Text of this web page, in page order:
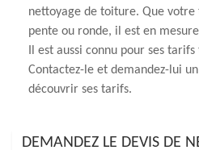
nettoyage de toiture. Que
pente ou ronde, il est en
Il est aussi connu pour ses
Contactez-le et demandez-lui
découvrir ses tarifs.
DEMANDEZ LE DEVIS DE